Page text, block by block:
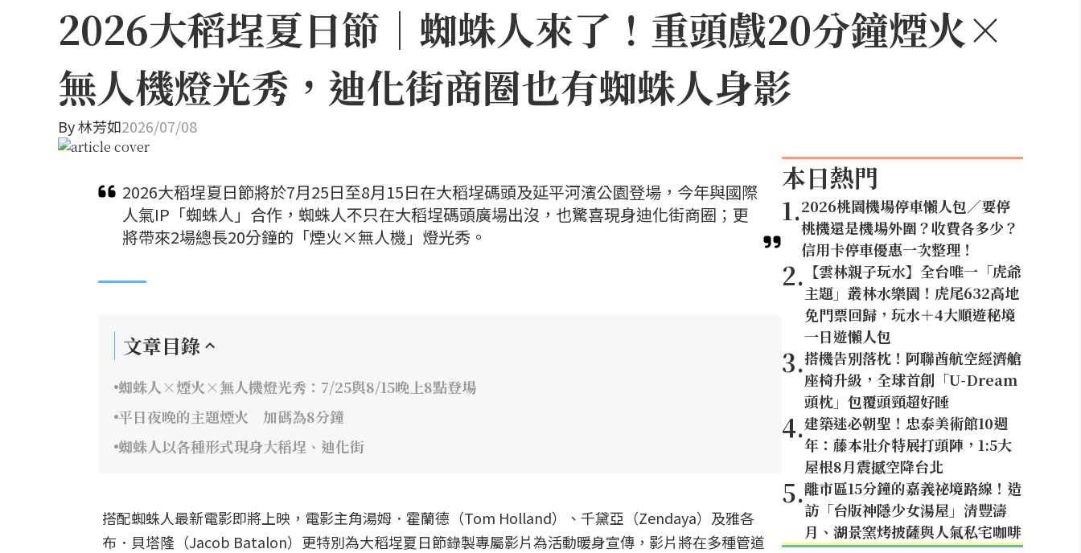
2026大稻埕夏日節｜蜘蛛人來了！重頭戲20分鐘煙火×
無人機燈光秀，迪化街商圈也有蜘蛛人身影
By林芳如2026/07/08
2026大稻埕夏日節將於7月25日至8月15日在大稻埕碼頭及延平河濱公園登場，今年與國際
人氣IP「蜘蛛人」合作，蜘蛛人不只在大稻埕碼頭廣場出沒，也驚喜現身迪化街商圈；更
將帶來2場總長20分鐘的「煙火×無人機」燈光秀。
文章目錄
蜘蛛人×煙火×無人機燈光秀：7/25與8/15晚上8點登場
平日夜晚的主題煙火 加碼為8分鐘
蜘蛛人以各種形式現身大稻埕、迪化街
搭配蜘蛛人最新電影即將上映，電影主角湯姆．霍蘭德（Tom Holland）、千黛亞（Zendaya）及雅各
布．貝塔隆（Jacob Batalon）更特別為大稻埕夏日節錄製專屬影片為活動暖身宣傳，影片將在多種管道
本日熱門
1.2026桃園機場停車懶人包／要停
桃機還是機場外圍？收費各多少？
信用卡停車優惠一次整理！
2. 【雲林親子玩水】全台唯一「虎爺
主題」叢林水樂園！虎尾632高地
免門票回歸，玩水＋4大順遊秘境
一日遊懶人包
3.搭機告別落枕！阿聯酋航空經濟艙
座椅升級，全球首創「U-Dream
頭枕」包覆頭頸超好睡
4.建築迷必朝聖！忠泰美術館10週
年：藤本壯介特展打頭陣，1:5大
屋根8月震撼空降台北
5.離市區15分鐘的嘉義祕境路線！造
訪「台版神隱少女湯屋」清豐濤
月、湖景窯烤披薩與人氣私宅咖啡